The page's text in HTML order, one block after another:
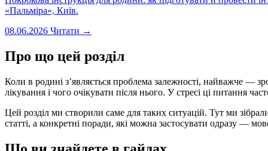
«Пальміра», Київ.
08.06.2026 Читати →
Про що цей розділ
Коли в родині з’являється проблема залежності, найважче —
лікування і чого очікувати після нього. У стресі ці питання
Цей розділ ми створили саме для таких ситуацій. Тут ми
статті, а конкретні поради, які можна застосувати одразу —